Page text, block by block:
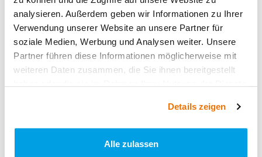
analysieren. Außerdem geben wir Informationen zu Ihrer
Verwendung unserer Website an unsere Partner für
soziale Medien, Werbung und Analysen weiter. Unsere
Partner führen diese Informationen möglicherweise mit
weiteren Daten zusammen, die Sie ihnen bereitgestellt
Details zeigen
Alle zulassen